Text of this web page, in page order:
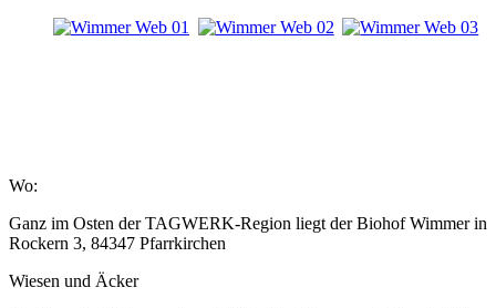
Wo:
Ganz im Osten der TAGWERK-Region liegt der Biohof Wimmer in
Rockern 3, 84347 Pfarrkirchen
Wiesen und Äcker